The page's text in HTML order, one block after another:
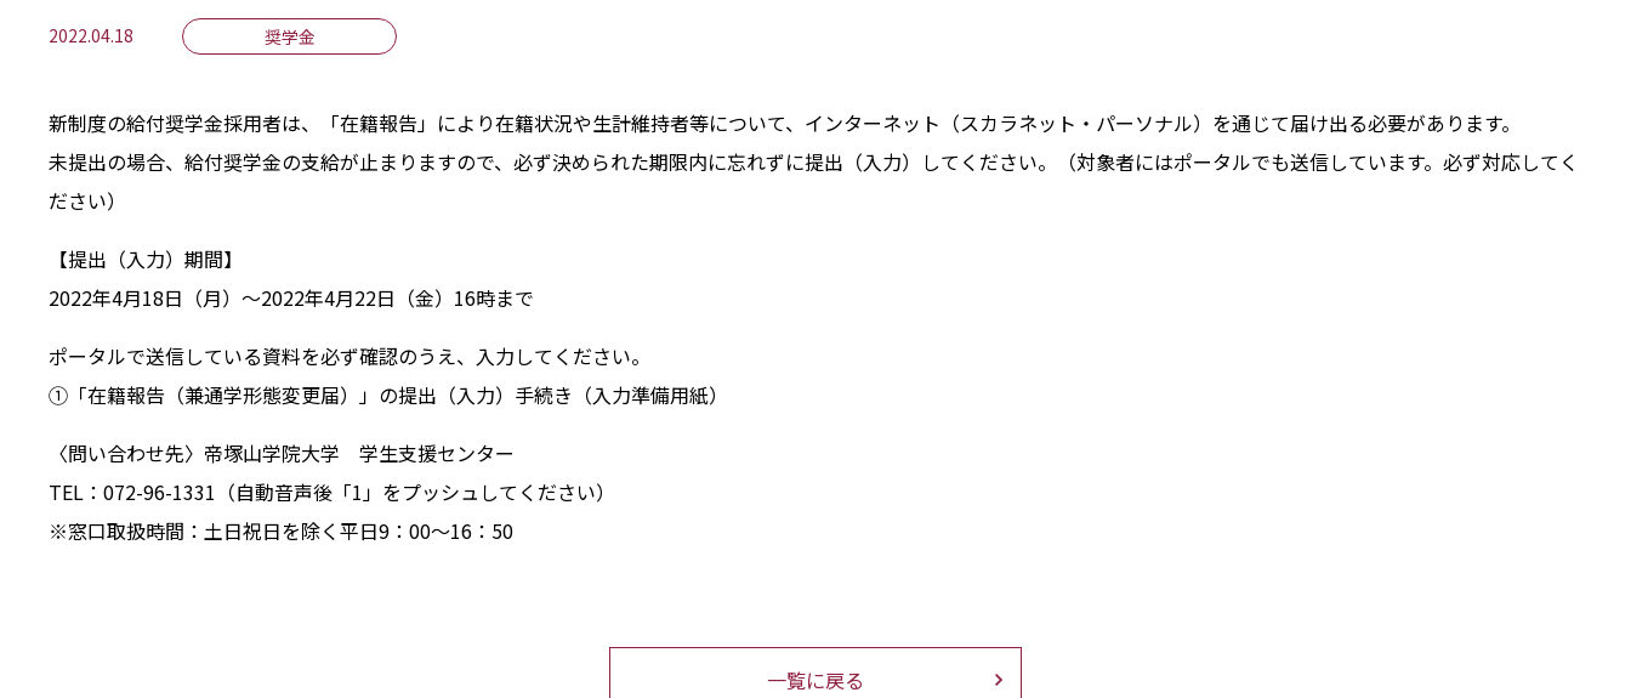
2022.04.18 奨学金
新制度の給付奨学金採用者は、「在籍報告」により在籍状況や生計維持者等について、インターネット（スカラネット・パーソナル）を通じて届け出る必要があります。
未提出の場合、給付奨学金の支給が止まりますので、必ず決められた期限内に忘れずに提出（入力）してください。（対象者にはポータルでも送信しています。必ず対応してく
ださい）
【提出（入力）期間】
2022年4月18日（月）～2022年4月22日（金）16時まで
ポータルで送信している資料を必ず確認のうえ、入力してください。
①「在籍報告（兼通学形態変更届）」の提出（入力）手続き（入力準備用紙）
〈問い合わせ先〉帝塚山学院大学 学生支援センター
TEL：072-96-1331（自動音声後「1」をプッシュしてください）
※窓口取扱時間：土日祝日を除く平日9：00～16：50
一覧に戻る